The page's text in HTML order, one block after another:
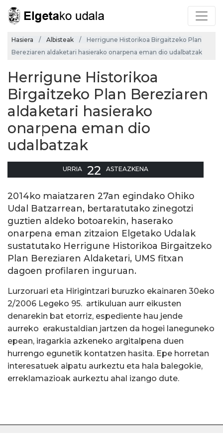
Hasiera Albisteak
Herrigune Historikoa Birgaitzeko Plan
Bereziaren aldaketari hasierako onarpena eman dio udalbatzak
Herrigune Historikoa
Birgaitzeko Plan Bereziaren
aldaketari hasierako
onarpena eman dio
udalbatzak
URRIA 22 ASTEAZKENA
2014ko maiatzaren 27an egindako Ohiko
Udal Batzarrean, bertaratutako zinegotzi
guztien aldeko botoarekin, haserako
onarpena eman zitzaion Elgetako Udalak
sustatutako Herrigune Historikoa Birgaitzeko
Plan Bereziaren Aldaketari, UMS fitxan
dagoen profilaren inguruan.
Lurzoruari eta Hirigintzari buruzko ekainaren 30eko
2/2006 Legeko 95. artikuluan aurr eikusten
denarekin bat etorriz, espediente hau jende
aurreko erakustaldian jartzen da hogei laneguneko
epean, iragarkia azkeneko argitalpena duen
hurrengo egunetik kontatzen hasita. Epe horretan
interesatuek aipatu aurkeztu eta hala balegokie,
erreklamazioak aurkeztu ahal izango dute.